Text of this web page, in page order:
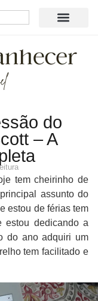
do
– A
tem cheirinho de
assunto do
estou de férias tem
estou dedicando a
do ano adquiri um
tem facilitado e